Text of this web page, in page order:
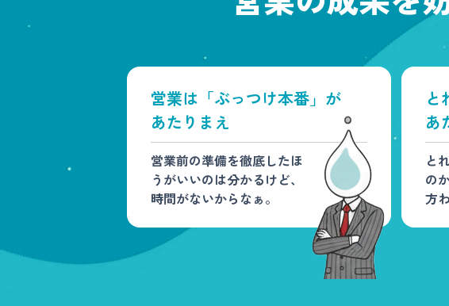
営業は「ぶっつけ本番」が
あたりまえ
営業前の準備を徹底したほ
うがいいのは分かるけど、
時間がないからなぁ。
と
あ
と
の
方